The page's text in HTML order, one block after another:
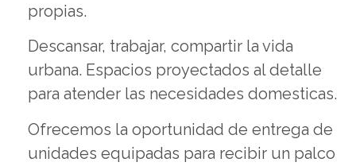
propias.
Descansar, trabajar, compartir la vida
urbana. Espacios proyectados al detalle
para atender las necesidades domesticas.
Ofrecemos la oportunidad de entrega de
unidades equipadas para recibir un palco